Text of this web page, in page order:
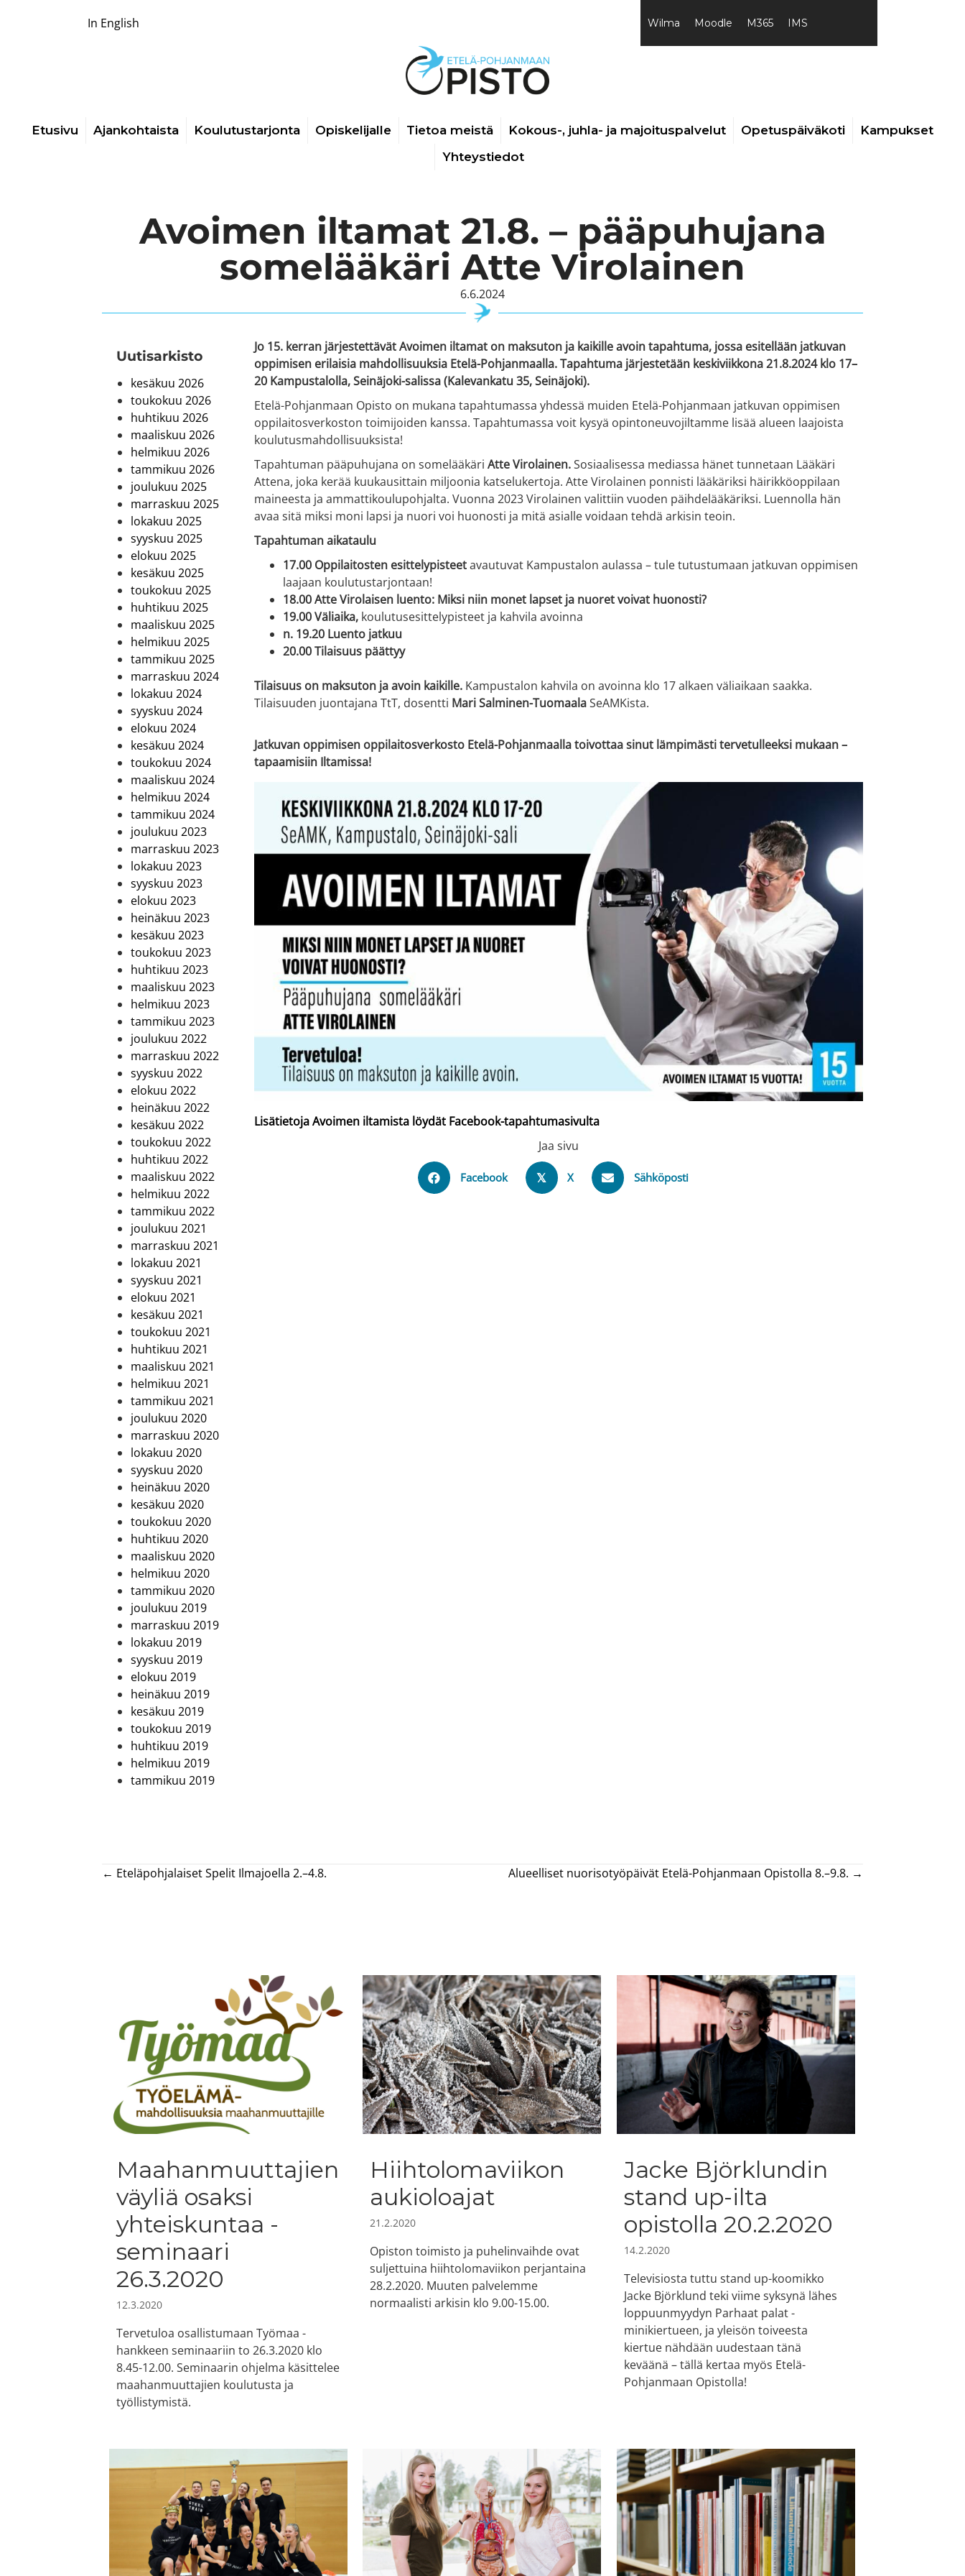
In English Wilma Moodle M365 IMS
Etusivu Ajankohtaista Koulutustarjonta Opiskelijalle Tietoa meistä Kokous-, juhla- ja majoituspalvelut Opetuspäiväkoti
Kampukset
Yhteystiedot
Avoimen iltamat 21.8. – pääpuhujana
somelääkäri Atte Virolainen
6.6.2024
Uutis­arkisto
kesäkuu 2026
toukokuu 2026
huhtikuu 2026
maaliskuu 2026
helmikuu 2026
tammikuu 2026
joulukuu 2025
marraskuu 2025
lokakuu 2025
syyskuu 2025
elokuu 2025
kesäkuu 2025
toukokuu 2025
huhtikuu 2025
maaliskuu 2025
helmikuu 2025
tammikuu 2025
marraskuu 2024
lokakuu 2024
syyskuu 2024
elokuu 2024
kesäkuu 2024
toukokuu 2024
maaliskuu 2024
helmikuu 2024
tammikuu 2024
joulukuu 2023
marraskuu 2023
lokakuu 2023
syyskuu 2023
elokuu 2023
heinäkuu 2023
kesäkuu 2023
toukokuu 2023
huhtikuu 2023
maaliskuu 2023
helmikuu 2023
tammikuu 2023
joulukuu 2022
marraskuu 2022
syyskuu 2022
elokuu 2022
heinäkuu 2022
kesäkuu 2022
toukokuu 2022
huhtikuu 2022
maaliskuu 2022
helmikuu 2022
tammikuu 2022
joulukuu 2021
marraskuu 2021
lokakuu 2021
syyskuu 2021
elokuu 2021
kesäkuu 2021
toukokuu 2021
huhtikuu 2021
maaliskuu 2021
helmikuu 2021
tammikuu 2021
joulukuu 2020
marraskuu 2020
lokakuu 2020
syyskuu 2020
heinäkuu 2020
kesäkuu 2020
toukokuu 2020
huhtikuu 2020
maaliskuu 2020
helmikuu 2020
tammikuu 2020
joulukuu 2019
marraskuu 2019
lokakuu 2019
syyskuu 2019
elokuu 2019
heinäkuu 2019
kesäkuu 2019
toukokuu 2019
huhtikuu 2019
helmikuu 2019
tammikuu 2019
Jo 15. kerran järjestettävät Avoimen iltamat on maksuton ja kaikille avoin tapahtuma, jossa esitellään jatkuvan
oppimisen erilaisia mahdollisuuksia Etelä-Pohjanmaalla. Tapahtuma järjestetään keskiviikkona 21.8.2024 klo 17–
20 Kampustalolla, Seinäjoki-salissa (Kalevankatu 35, Seinäjoki).
Etelä-Pohjanmaan Opisto on mukana tapahtumassa yhdessä muiden Etelä-Pohjanmaan jatkuvan oppimisen
oppilaitosverkoston toimijoiden kanssa. Tapahtumassa voit kysyä opintoneuvojiltamme lisää alueen laajoista
koulutusmahdollisuuksista!
Tapahtuman pääpuhujana on somelääkäri Atte Virolainen.Sosiaalisessa mediassa hänet tunnetaan Lääkäri
Attena, joka kerää kuukausittain miljoonia katselukertoja. Atte Virolainen ponnisti lääkäriksi häirikköoppilaan
maineesta ja ammattikoulupohjalta. Vuonna 2023 Virolainen valittiin vuoden päihdelääkäriksi. Luennolla hän
avaa sitä miksi moni lapsi ja nuori voi huonosti ja mitä asialle voidaan tehdä arkisin teoin.
Tapahtuman aikataulu
17.00 Oppilaitosten esittelypisteetavautuvat Kampustalon aulassa – tule tutustumaan jatkuvan oppimisen
laajaan koulutustarjontaan!
18.00 Atte Virolaisen luento: Miksi niin monet lapset ja nuoret voivat huonosti?
19.00 Väliaika, koulutusesittelypisteet ja kahvila avoinna
n. 19.20 Luento jatkuu
20.00 Tilaisuus päättyy
Tilaisuus on maksuton ja avoin kaikille. Kampustalon kahvila on avoinna klo 17 alkaen väliaikaan saakka.
Tilaisuuden juontajana TtT, dosentti Mari Salminen-TuomaalaSeAMKista.
Jatkuvan oppimisen oppilaitosverkosto Etelä-Pohjanmaalla toivottaa sinut lämpimästi tervetulleeksi mukaan –
tapaamisiin Iltamissa!
Lisätietoja Avoimen iltamista löydät Facebook-tapahtumasivulta
Jaa sivu
Facebook 𝕏 X Sähköposti
Posts
← Eteläpohjalaiset Spelit Ilmajoella 2.–4.8. Alueelliset nuorisotyöpäivät Etelä-Pohjanmaan Opistolla 8.–9.8. →
Maahanmuuttajien
väyliä osaksi
yhteiskuntaa -
seminaari
26.3.2020
12.3.2020
Tervetuloa osallistumaan Työmaa -
hankkeen seminaariin to 26.3.2020 klo
8.45-12.00. Seminaarin ohjelma käsittelee
maahanmuuttajien koulutusta ja
työllistymistä.
Hiihtolomaviikon
aukioloajat
21.2.2020
Opiston toimisto ja puhelinvaihde ovat
suljettuina hiihtolomaviikon perjantaina
28.2.2020. Muuten palvelemme
normaalisti arkisin klo 9.00-15.00.
Jacke Björklundin
stand up-ilta
opistolla 20.2.2020
14.2.2020
Televisiosta tuttu stand up-koomikko
Jacke Björklund teki viime syksynä lähes
loppuunmyydyn Parhaat palat -
minikiertueen, ja yleisön toiveesta
kiertue nähdään uudestaan tänä
keväänä – tällä kertaa myös Etelä-
Pohjanmaan Opistolla!